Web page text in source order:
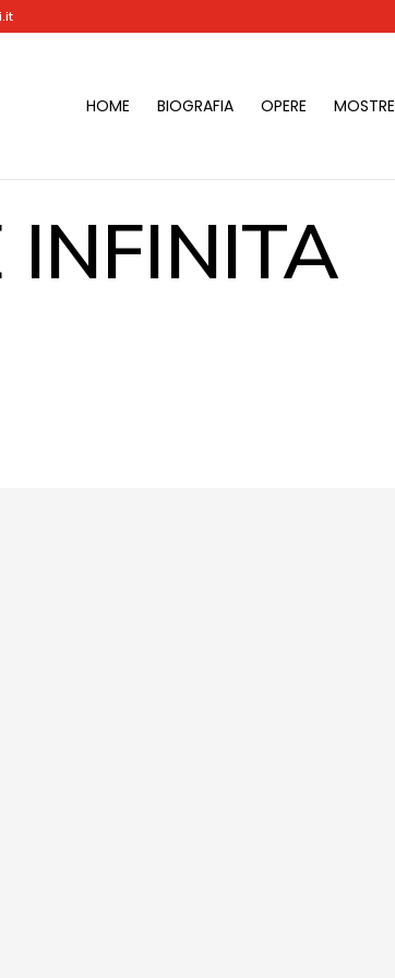
HOME BIOGRAFIA OPERE MOSTRE
INFINITA